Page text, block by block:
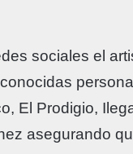
sociales el
El Prodigio,
asegurando